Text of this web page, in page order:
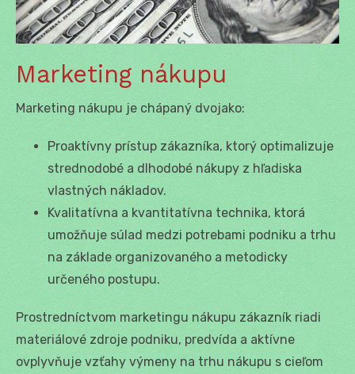
Marketing nákupu
Marketing nákupu je chápaný dvojako:
Proaktívny prístup zákazníka, ktorý optimalizuje
strednodobé a dlhodobé nákupy z hľadiska
vlastných nákladov.
Kvalitatívna a kvantitatívna technika, ktorá
umožňuje súlad medzi potrebami podniku a trhu
na základe organizovaného a metodicky
určeného postupu.
Prostredníctvom marketingu nákupu zákazník riadi
materiálové zdroje podniku, predvída a aktívne
ovplyvňuje vzťahy výmeny na trhu nákupu s cieľom